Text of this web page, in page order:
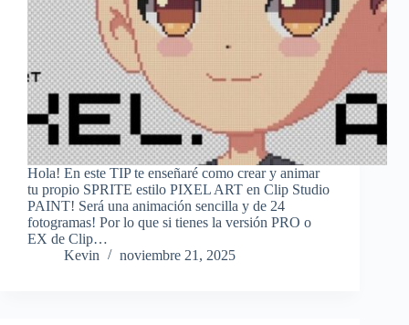
Hola! En este TIP te enseñaré como crear y animar
tu propio SPRITE estilo PIXEL ART en Clip Studio
PAINT! Será una animación sencilla y de 24
fotogramas! Por lo que si tienes la versión PRO o
EX de Clip…
Kevin
noviembre 21, 2025